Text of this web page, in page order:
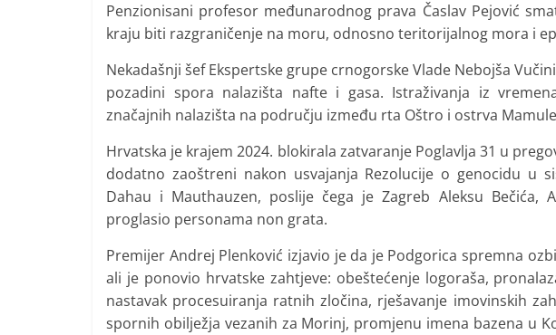
Penzionisani profesor međunarodnog prava Časlav Pejović
kraju biti razgraničenje na moru, odnosno teritorijalnog mora i
Nekadašnji šef Ekspertske grupe crnogorske Vlade Nebojša
pozadini spora nalazišta nafte i gasa. Istraživanja iz
značajnih nalazišta na području između rta Oštro i ostrva
Hrvatska je krajem 2024. blokirala zatvaranje Poglavlja 31 u
dodatno zaoštreni nakon usvajanja Rezolucije o genocidu u
Dahau i Mauthauzen, poslije čega je Zagreb Aleksu Bečića,
proglasio personama non grata.
Premijer Andrej Plenković izjavio je da je Podgorica spremna
ali je ponovio hrvatske zahtjeve: obeštećenje logoraša,
nastavak procesuiranja ratnih zločina, rješavanje imovinskih
spornih obilježja vezanih za Morinj, promjenu imena bazena u